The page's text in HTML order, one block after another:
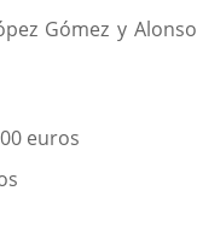
Gómez y Alonso
euros